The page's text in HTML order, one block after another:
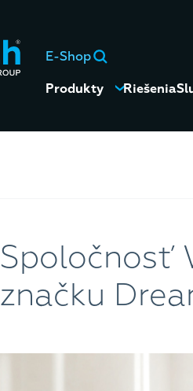
E-Shop
Produkty Riešenia
Spoločnosť
značku